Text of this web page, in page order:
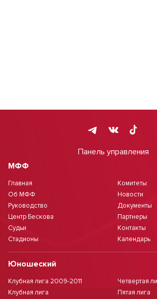
Панель управления
МФФ
Главная
Об МФФ
Руководство
Центр Бескова
Судьи
Стадионы
Комитеты
Новости
Документы
Партнеры
Контакты
Календарь
Юношеский
Клубная лига 2009-2011
Клубная лига
Четвертая
Пятая лига